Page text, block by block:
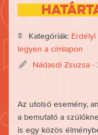
Kategóriák:
legyen a címlapon
Nádasdi Zsuzsa -
Az utolsó esemény,
a bemutató a
is egy közös